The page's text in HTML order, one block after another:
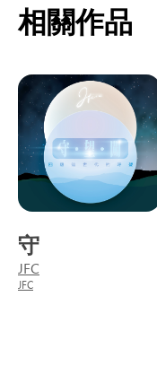
相關作品
守
JFC
JFC